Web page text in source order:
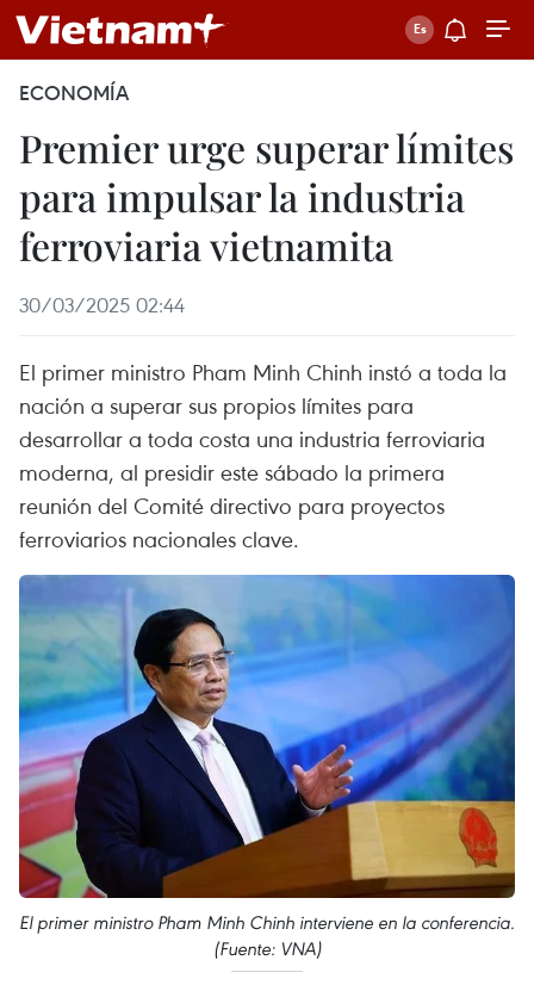
ECONOMÍA
Premier urge superar límites
para impulsar la industria
ferroviaria vietnamita
30/03/2025 02:44
El primer ministro Pham Minh Chinh instó a toda la
nación a superar sus propios límites para
desarrollar a toda costa una industria ferroviaria
moderna, al presidir este sábado la primera
reunión del Comité directivo para proyectos
ferroviarios nacionales clave.
El primer ministro Pham Minh Chinh interviene en la conferencia.
(Fuente: VNA)